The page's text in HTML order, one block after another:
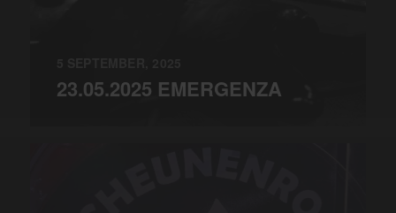
23.05.2025 EMERGENZA